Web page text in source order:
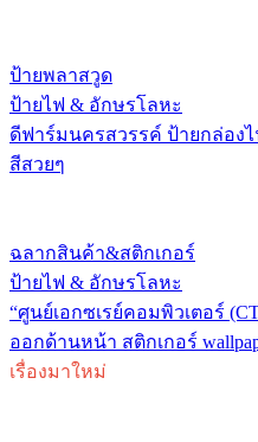
ป้ายพลาสวูด
ป้ายไฟ & อักษรโลหะ
ดีฟาร์มนครสวรรค์ ป้ายกล่อง
สีสวยๆ
ฉลากสินค้า&สติกเกอร์
ป้ายไฟ & อักษรโลหะ
“ศูนย์เอกซเรย์คอมพิวเตอร์
ออกด้านหน้า สติกเกอร์
เรื่องมาใหม่